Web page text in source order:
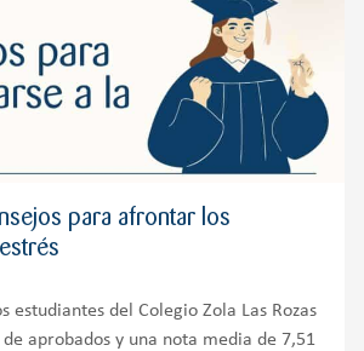
para afrontar los
estudiantes del Colegio Zola Las Rozas
de aprobados y una nota media de 7,51